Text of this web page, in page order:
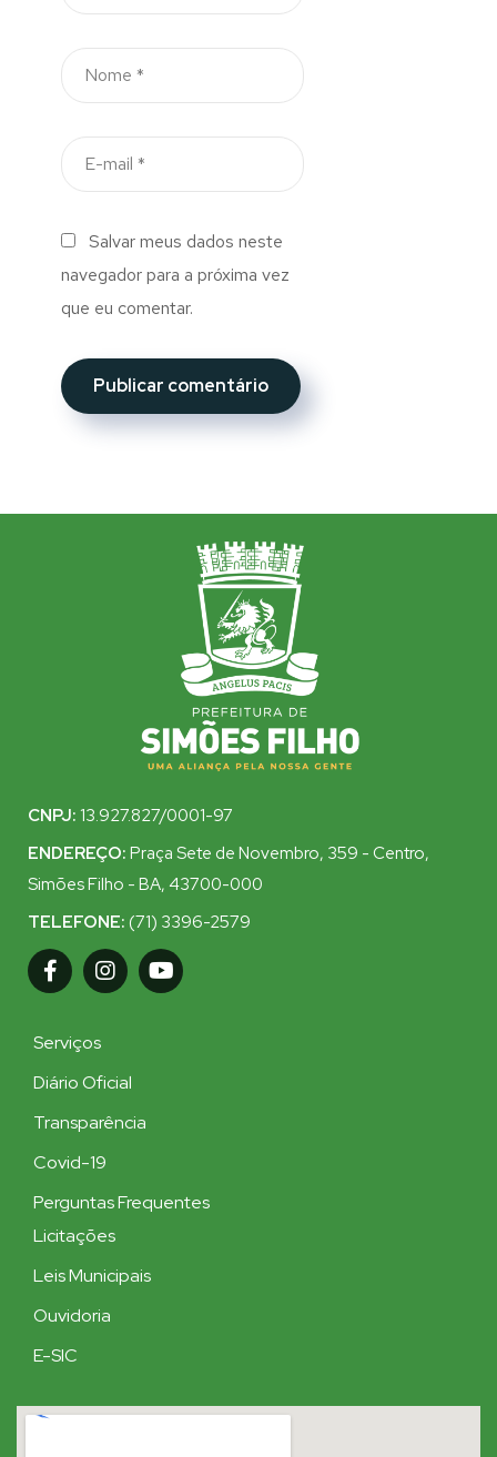
Salvar meus dados neste
navegador para a próxima vez
que eu comentar.
CNPJ: 13.927.827/0001-97
ENDEREÇO: Praça Sete de Novembro, 359 - Centro,
Simões Filho - BA, 43700-000
TELEFONE: (71) 3396-2579
Serviços
Diário Oficial
Transparência
Covid-19
Perguntas Frequentes
Licitações
Leis Municipais
Ouvidoria
E-SIC